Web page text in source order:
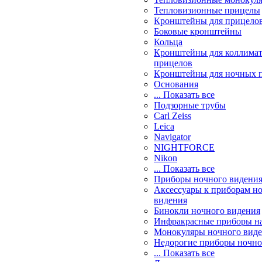
Тепловизионные прицелы
Кронштейны для
Боковые кронштейны
Кольца
Кронштейны для
прицелов
Кронштейны для ночных
Основания
... Показать все
Подзорные трубы
Carl Zeiss
Leica
Navigator
NIGHTFORCE
Nikon
... Показать все
Приборы ночного видения
Аксессуары к приборам
видения
Бинокли ночного видения
Инфракрасные приборы
Монокуляры ночного
Недорогие приборы
... Показать все